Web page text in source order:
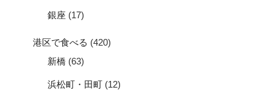
銀座 (17)
港区で食べる (420)
新橋 (63)
浜松町・田町 (12)